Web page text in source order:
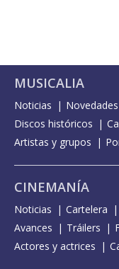
MUSICALIA
Noticias Novedades
Discos históricos
Artistas y grupos
CINEMANÍA
Noticias Cartelera
Avances
Tráilers
Actores y actrices